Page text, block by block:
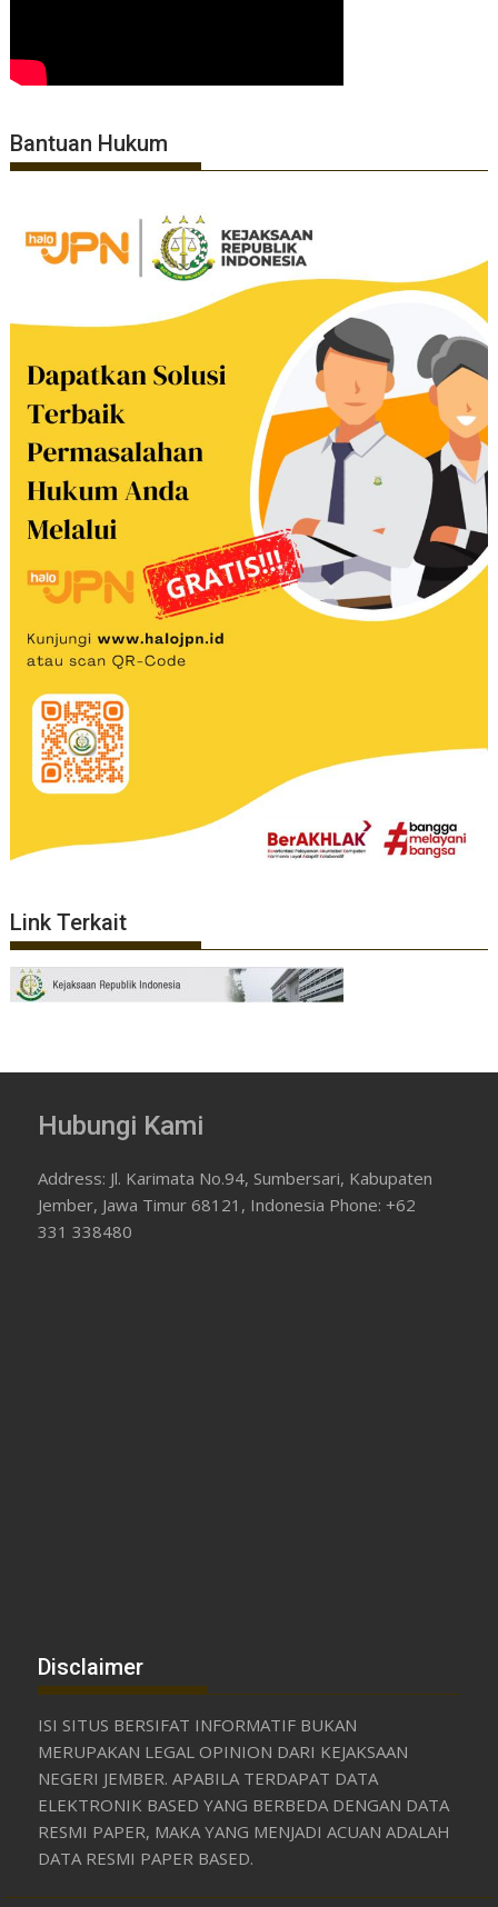
Bantuan Hukum
Link Terkait
Hubungi Kami
Address: Jl. Karimata No.94, Sumbersari, Kabupaten
Jember, Jawa Timur 68121, Indonesia Phone: +62
331 338480
Disclaimer
ISI SITUS BERSIFAT INFORMATIF BUKAN
MERUPAKAN LEGAL OPINION DARI KEJAKSAAN
NEGERI JEMBER. APABILA TERDAPAT DATA
ELEKTRONIK BASED YANG BERBEDA DENGAN DATA
RESMI PAPER, MAKA YANG MENJADI ACUAN ADALAH
DATA RESMI PAPER BASED.